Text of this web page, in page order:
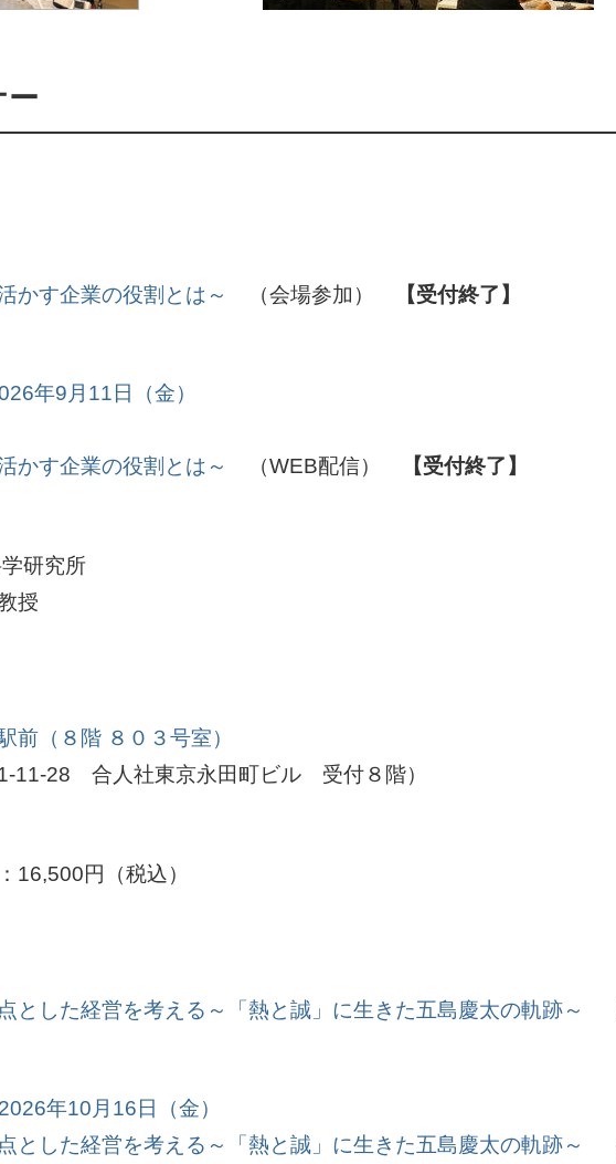
ー
かす企業の役割とは～
（会場参加） 【受付終了】
年9月11日（金）
かす企業の役割とは～
（WEB配信） 【受付終了】
研究所
授
前（８階 ８０３号室）
1-11-28 合人社東京永田町ビル 受付８階）
円（税込）
とした経営を考える～「熱と誠」に生きた五島慶太の軌跡～
年10月16日（金）
とした経営を考える～「熱と誠」に生きた五島慶太の軌跡～